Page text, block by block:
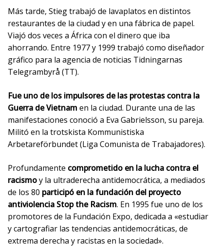
Más tarde, Stieg trabajó de lavaplatos en distintos
restaurantes de la ciudad y en una fábrica de papel.
Viajó dos veces a África con el dinero que iba
ahorrando. Entre 1977 y 1999 trabajó como diseñador
gráfico para la agencia de noticias Tidningarnas
Telegrambyrå (TT).
Fue uno de los impulsores de las protestas contra la
Guerra de Vietnam en la ciudad. Durante una de las
manifestaciones conoció a Eva Gabrielsson, su pareja.
Militó en la trotskista Kommunistiska
Arbetareförbundet (Liga Comunista de Trabajadores).
Profundamente comprometido en la lucha contra el
racismoy la ultraderecha antidemocrática, a mediados
de los 80 participó en la fundación del proyecto
antiviolencia Stop the Racism. En 1995 fue uno de los
promotores de la Fundación Expo, dedicada a «estudiar
y cartografiar las tendencias antidemocráticas, de
extrema derecha y racistas en la sociedad».